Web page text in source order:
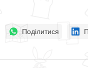
Поділитися